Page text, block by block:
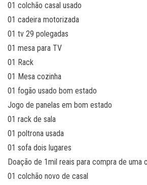
01 colchão casal usado
01 cadeira motorizada
01 tv 29 polegadas
01 mesa para TV
01 Rack
01 Mesa cozinha
01 fogão usado bom estado
Jogo de panelas em bom estado
01 rack de sala
01 poltrona usada
01 sofa dois lugares
Doação de 1mil reais para compra de uma
01 colchão novo de casal